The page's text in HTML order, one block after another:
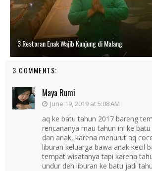
3 Restoran Enak Wajib Kunjung di Malang
3 COMMENTS:
Maya Rumi
June 19, 2019 at 5:08 AM
aq ke batu tahun 2017 bareng
rencananya mau tahun ini ke
dan anak, karena menurut aq
liburan keluarga bawa anak kecil
tempat wisatanya tapi karena
undur deh liburan ke batu jadi